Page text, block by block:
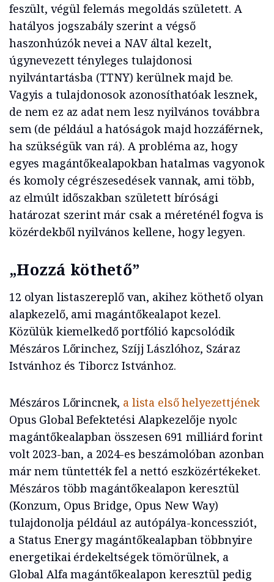
feszült, végül felemás megoldás született. A
hatályos jogszabály szerint a végső
haszonhúzók nevei a NAV által kezelt,
úgynevezett tényleges tulajdonosi
nyilvántartásba (TTNY) kerülnek majd be.
Vagyis a tulajdonosok azonosíthatóak lesznek,
de nem ez az adat nem lesz nyilvános továbbra
sem (de például a hatóságok majd hozzáférnek,
ha szükségük van rá). A probléma az, hogy
egyes magántőkealapokban hatalmas vagyonok
és komoly cégrészesedések vannak, ami több,
az elmúlt időszakban született bírósági
határozat szerint már csak a méreténél fogva is
közérdekből nyilvános kellene, hogy legyen.
„Hozzá köthető”
12 olyan listaszereplő van, akihez köthető olyan
alapkezelő, ami magántőkealapot kezel.
Közülük kiemelkedő portfólió kapcsolódik
Mészáros Lőrinchez, Szíjj Lászlóhoz, Száraz
Istvánhoz és Tiborcz Istvánhoz.
Mészáros Lőrincnek, a lista első helyezettjének
Opus Global Befektetési Alapkezelője nyolc
magántőkealapban összesen 691 milliárd forint
volt 2023-ban, a 2024-es beszámolóban azonban
már nem tüntették fel a nettó eszközértékeket.
Mészáros több magántőkealapon keresztül
(Konzum, Opus Bridge, Opus New Way)
tulajdonolja például az autópálya-koncessziót,
a Status Energy magántőkealapban többnyire
energetikai érdekeltségek tömörülnek, a
Global Alfa magántőkealapon keresztül pedig